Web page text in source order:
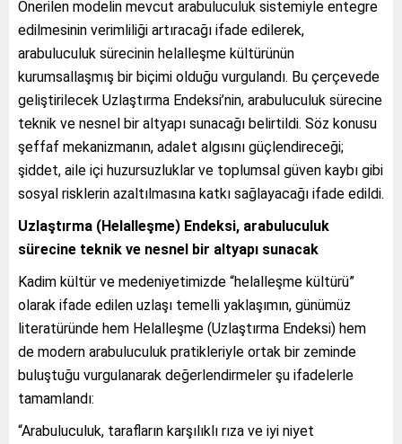
Önerilen modelin mevcut arabuluculuk sistemiyle entegre
edilmesinin verimliliği artıracağı ifade edilerek,
arabuluculuk sürecinin helalleşme kültürünün
kurumsallaşmış bir biçimi olduğu vurgulandı. Bu çerçevede
geliştirilecek Uzlaştırma Endeksi’nin, arabuluculuk sürecine
teknik ve nesnel bir altyapı sunacağı belirtildi. Söz konusu
şeffaf mekanizmanın, adalet algısını güçlendireceği;
şiddet, aile içi huzursuzluklar ve toplumsal güven kaybı gibi
sosyal risklerin azaltılmasına katkı sağlayacağı ifade edildi.
Uzlaştırma (Helalleşme) Endeksi, arabuluculuk
sürecine teknik ve nesnel bir altyapı sunacak
Kadim kültür ve medeniyetimizde “helalleşme kültürü”
olarak ifade edilen uzlaşı temelli yaklaşımın, günümüz
literatüründe hem Helalleşme (Uzlaştırma Endeksi) hem
de modern arabuluculuk pratikleriyle ortak bir zeminde
buluştuğu vurgulanarak değerlendirmeler şu ifadelerle
tamamlandı:
“Arabuluculuk, tarafların karşılıklı rıza ve iyi niyet